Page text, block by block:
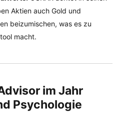
Aktien auch Gold und
beizumischen, was es zu
macht.
im Jahr
Psychologie